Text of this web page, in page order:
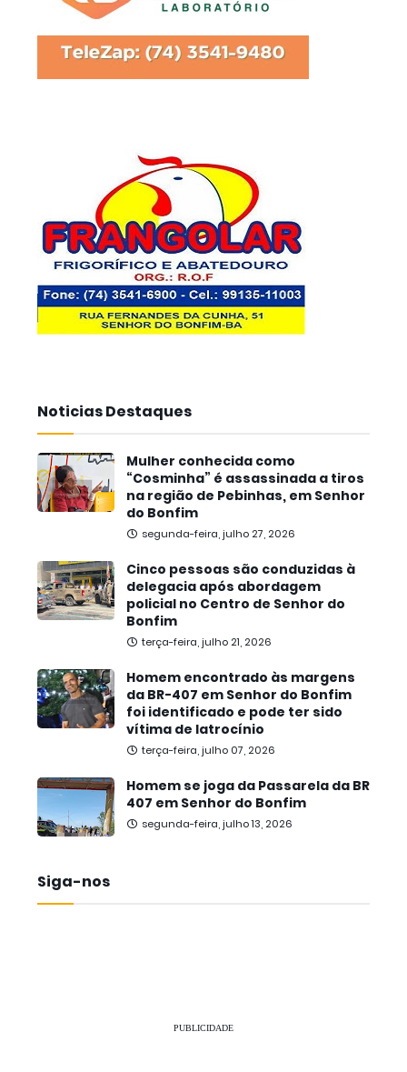
Noticias Destaques
Mulher conhecida como
“Cosminha” é assassinada a tiros
na região de Pebinhas, em Senhor
do Bonfim
segunda-feira, julho 27, 2026
Cinco pessoas são conduzidas à
delegacia após abordagem
policial no Centro de Senhor do
Bonfim
terça-feira, julho 21, 2026
Homem encontrado às margens
da BR-407 em Senhor do Bonfim
foi identificado e pode ter sido
vítima de latrocínio
terça-feira, julho 07, 2026
Homem se joga da Passarela da BR
407 em Senhor do Bonfim
segunda-feira, julho 13, 2026
Siga-nos
PUBLICIDADE